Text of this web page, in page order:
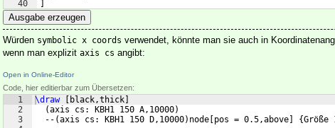
40
41
Ausgabe erzeugen
Würden symbolic x coords verwendet, könnte man sie auch in
wenn man explizit axis cs angibt:
Open in Online-Editor
Code, hier editierbar zum Übersetzen:
1
2
3
\draw black,thick
(axis cs: KBH1 150 A,10000)
  --
(axis cs: KBH1 150 D,10000) node pos = 0.5,above {Größe